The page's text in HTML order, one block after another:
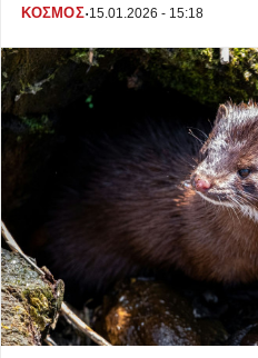
ΚΟΣΜΟΣ·15.01.2026 - 15:18